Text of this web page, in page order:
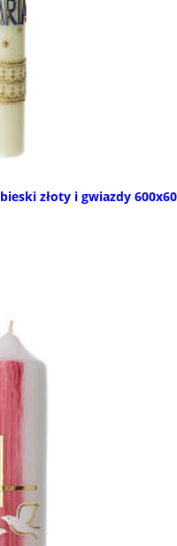
złoty i gwiazdy 600x60